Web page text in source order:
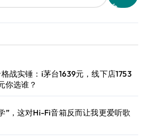
战实锤：i茅台1639元，线下店1753
你选谁？
”，这对Hi-Fi音箱反而让我更爱听歌